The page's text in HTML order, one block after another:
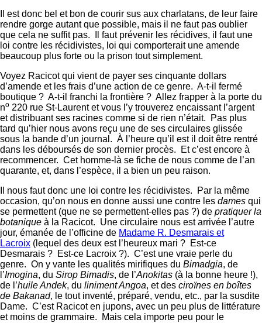
Il est donc bel et bon de courir sus aux charlatans, de leur faire
rendre gorge autant que possible, mais il ne faut pas oublier
que cela ne suffit pas. Il faut prévenir les récidives, il faut une
loi contre les récidivistes, loi qui comporterait une amende
beaucoup plus forte ou la prison tout simplement.
Voyez Racicot qui vient de payer ses cinquante dollars
d’amende et les frais d’une action de ce genre. A-t-il fermé
boutique ? A-t-il franchi la frontière ? Allez frapper à la porte du
no 220 rue St-Laurent et vous l’y trouverez encaissant l’argent
et distribuant ses racines comme si de rien n’était. Pas plus
tard qu’hier nous avons reçu une de ses circulaires glissée
sous la bande d’un journal. À l’heure qu’il est il doit être rentré
dans les déboursés de son dernier procès. Et c’est encore à
recommencer. Cet homme-là se fiche de nous comme de l’an
quarante, et, dans l’espèce, il a bien un peu raison.
Il nous faut donc une loi contre les récidivistes. Par la même
occasion, qu’on nous en donne aussi une contre les dames qui
se permettent (que ne se permettent-elles pas ?) de pratiquer la
botanique à la Racicot. Une circulaire nous est arrivée l’autre
jour, émanée de l’officine de Madame R. Desmarais et
Lacroix (lequel des deux est l’heureux mari ? Est-ce
Desmarais ? Est-ce Lacroix ?). C’est une vraie perle du
genre. On y vante les qualités mirifiques du Bimadgia, de
l’Imogina, du Sirop Bimadis, de l’Anokitas (à la bonne heure !),
de l’huile Andek, du liniment Angoa, et des ciroïnes en boîtes
de Bakanad, le tout inventé, préparé, vendu, etc., par la susdite
Dame. C’est Racicot en jupons, avec un peu plus de littérature
et moins de grammaire. Mais cela importe peu pour le